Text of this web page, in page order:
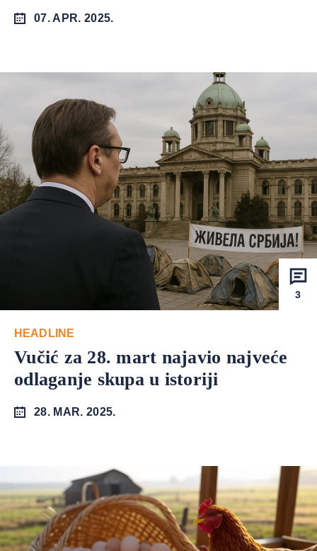
07. APR. 2025.
3
HEADLINE
Vučić za 28. mart najavio najveće
odlaganje skupa u istoriji
28. MAR. 2025.